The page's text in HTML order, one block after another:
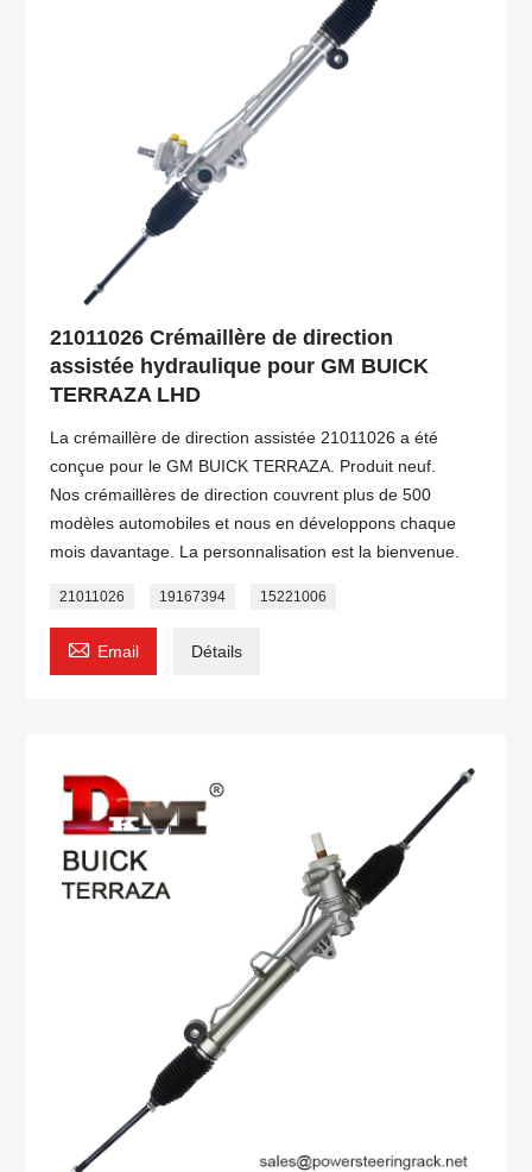
21011026 Crémaillère de direction
assistée hydraulique pour GM BUICK
TERRAZA LHD
La crémaillère de direction assistée 21011026 a été
conçue pour le GM BUICK TERRAZA. Produit neuf.
Nos crémaillères de direction couvrent plus de 500
modèles automobiles et nous en développons chaque
mois davantage. La personnalisation est la bienvenue.
21011026 19167394 15221006
 Email Détails